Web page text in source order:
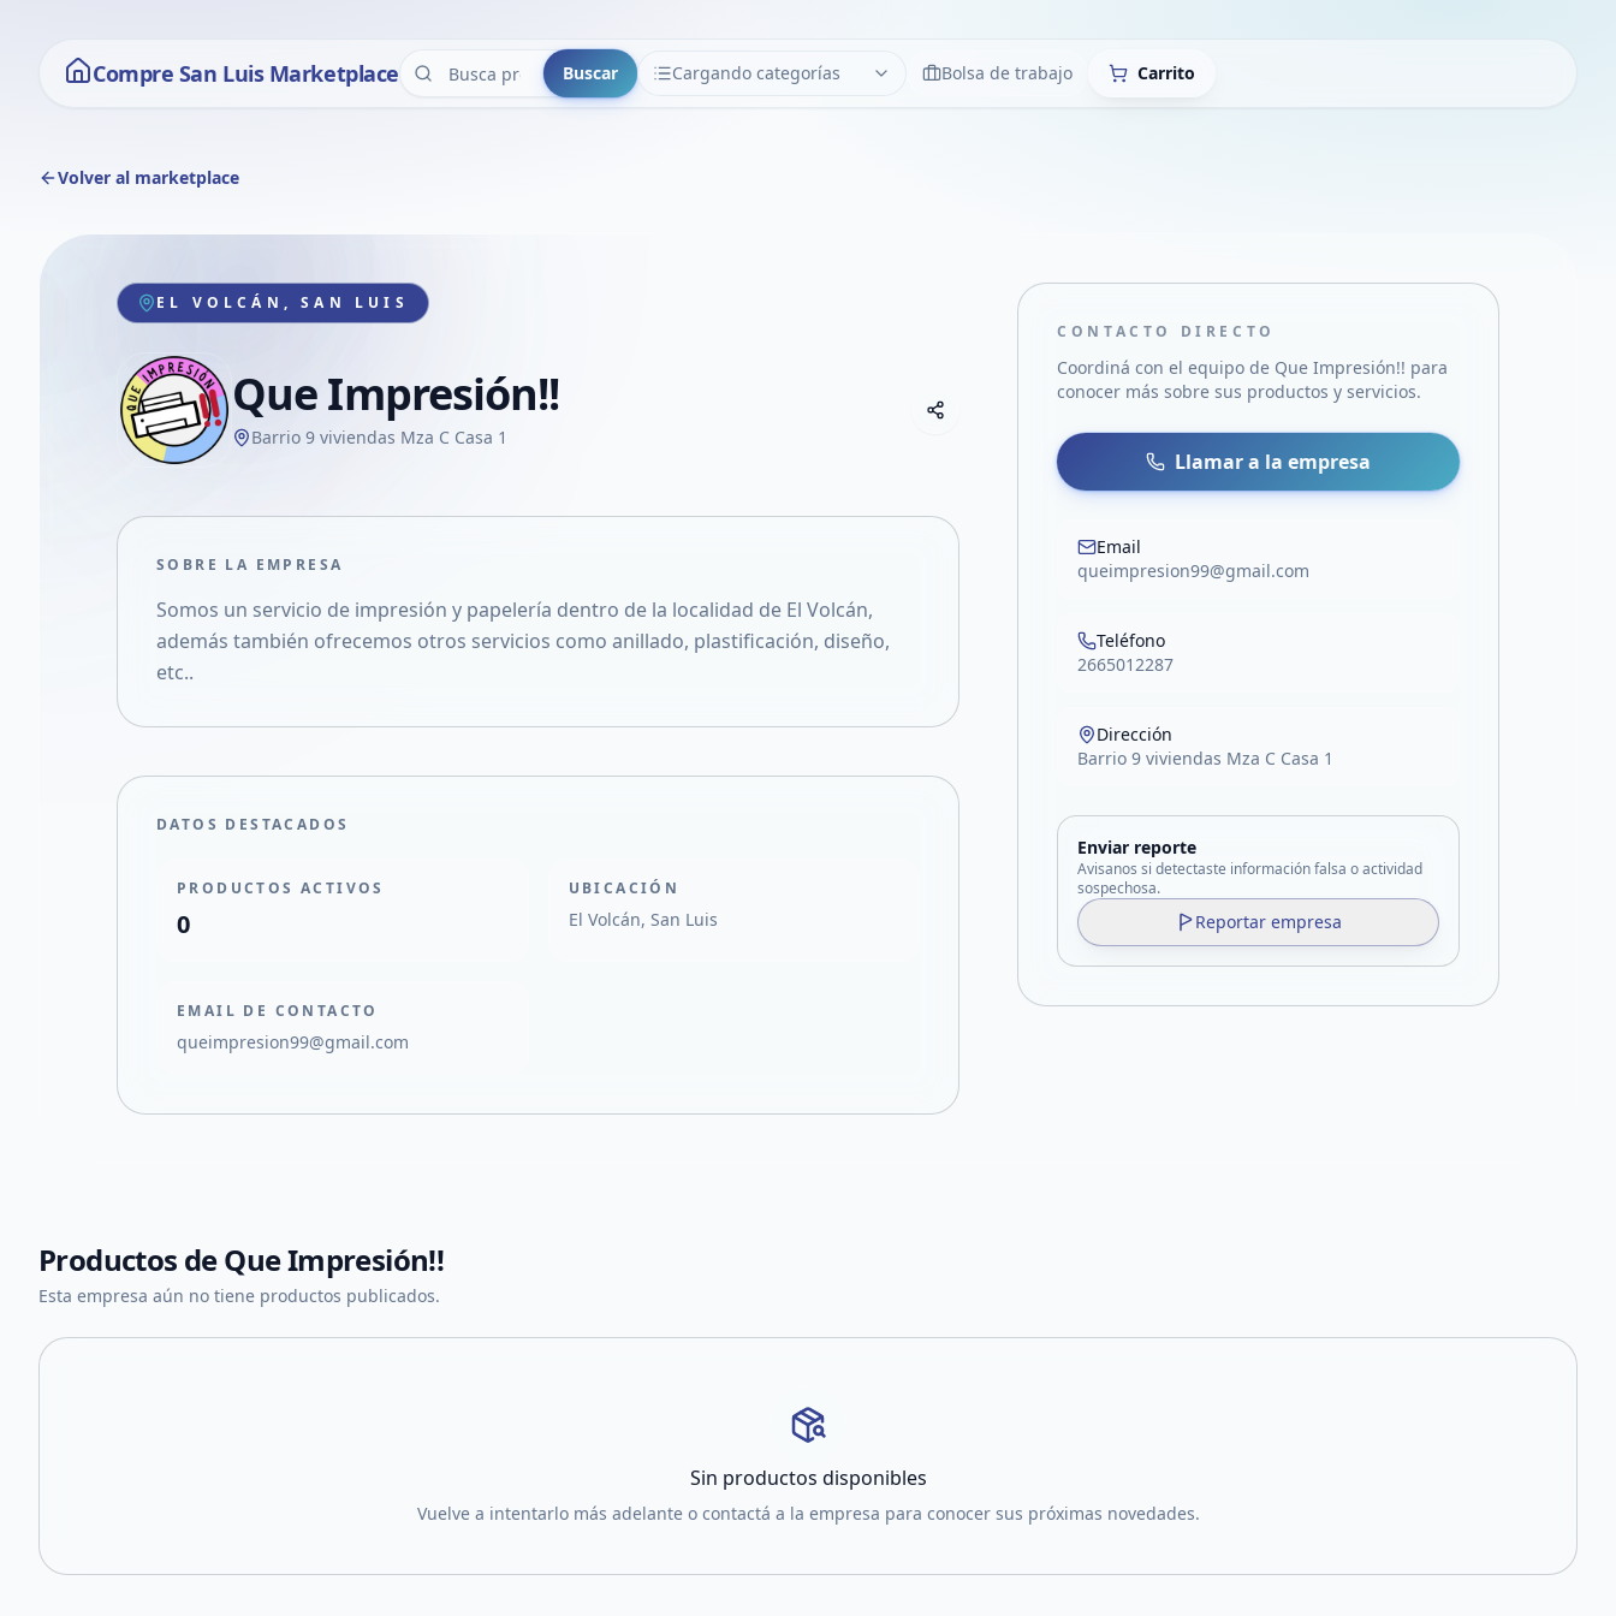
Compre San Luis Marketplace Buscar Cargando categorías
CATEGORÍAS LimpiarBolsa de trabajo Carrito
Volver al marketplace
EL VOLCÁN, SAN LUIS
Que Impresión!!
Barrio 9 viviendas Mza C Casa 1
Compartir empresa
Compartir por WhatsApp
Compartir por mail
Compartir en Facebook
SOBRE LA EMPRESA
Somos un servicio de impresión y papelería dentro de la localidad de El Volcán,
además también ofrecemos otros servicios como anillado, plastificación, diseño,
etc..
DATOS DESTACADOS
PRODUCTOS ACTIVOS
0
UBICACIÓN
El Volcán, San Luis
EMAIL DE CONTACTO
queimpresion99@gmail.com
CONTACTO DIRECTO
Coordiná con el equipo de Que Impresión!! para
conocer más sobre sus productos y servicios.
Llamar a la empresa
Email
queimpresion99@gmail.com
Teléfono
2665012287
Dirección
Barrio 9 viviendas Mza C Casa 1
Enviar reporte
Avisanos si detectaste información falsa o actividad
sospechosa.
Reportar empresa
Productos deQue Impresión!!
Esta empresa aún no tiene productos publicados.
Sin productos disponibles
Vuelve a intentarlo más adelante o contactá a la empresa para conocer sus próximas novedades.